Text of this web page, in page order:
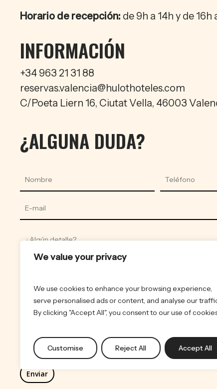
We value your privacy
We use cookies to enhance your browsing experience,
serve personalised ads or content, and analyse our
By clicking "Accept All", you consent to our use of
Customise Reject All Accept All
Horario de recepción: de 9h a 14h y de 16h
INFORMACIÓN
+34 963 21 31 88
reservas.valencia@hulothoteles.com
C/Poeta Liern 16, Ciutat Vella, 46003
¿ALGUNA DUDA?
Acepto el tratamiento de datos para enviar
Utilizaremos sus datos para responder consultas, enviar
comerciales y realizar análisis estadísticos. Para más
tratamiento y sus derechos, consulte laPolítica de